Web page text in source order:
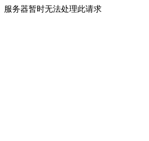
服务器暂时无法处理此请求